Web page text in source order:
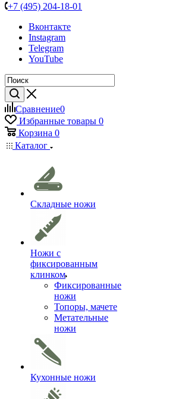
+7 (495) 204-18-01
Вконтакте
Instagram
Telegram
YouTube
Сравнение0
Избранные товары 0
Корзина 0
Каталог
Складные ножи
Ножи с
фиксированным
клинком
Фиксированные
ножи
Топоры, мачете
Метательные
ножи
Кухонные ножи